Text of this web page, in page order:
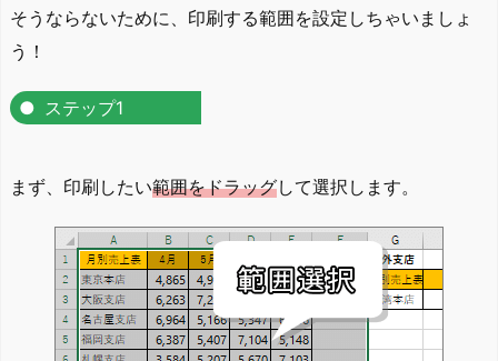
そうならないために、印刷する範囲を設定しちゃいましょ
う！
ステップ1
まず、印刷したい範囲をドラッグして選択します。